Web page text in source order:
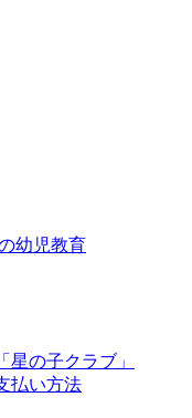
幼児教育
星の子クラブ」
払い方法